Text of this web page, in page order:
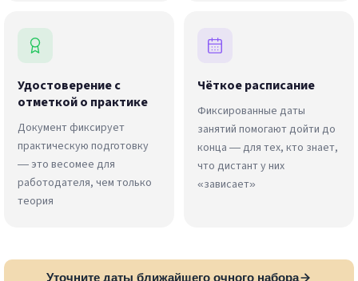
Удостоверение с
отметкой о практике
Документ фиксирует
практическую подготовку
— это весомее для
работодателя, чем только
теория
Чёткое расписание
Фиксированные даты
занятий помогают дойти до
конца — для тех, кто знает,
что дистант у них
«зависает»
Уточните даты ближайшего очного набора